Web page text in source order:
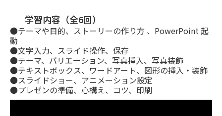
学習内容（全6回）
●テーマや目的、ストーリーの作り方 、PowerPoint 起
動
●文字入力、スライド操作、保存
●テーマ、バリエーション、写真挿入、写真装飾
●テキストボックス、ワードアート、図形の挿入・装飾
●スライドショー、アニメーション設定
●プレゼンの準備、心構え、コツ、印刷